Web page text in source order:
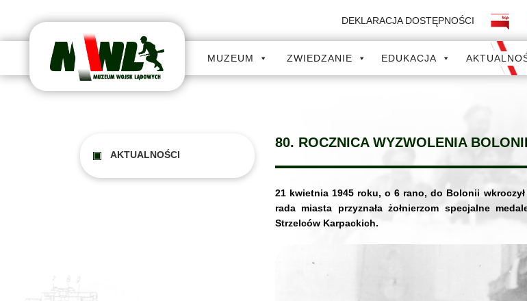
DEKLARACJA DOSTĘPNOŚCI
MUZEUM ZWIEDZANIE EDUKACJA
80. ROCZNICA WYZWOLENIA BOLONII
21 kwietnia 1945 roku, o 6 rano, do Bolonii
rada miasta przyznała żołnierzom specjalne
Strzelców Karpackich.
AKTUALNOŚCI